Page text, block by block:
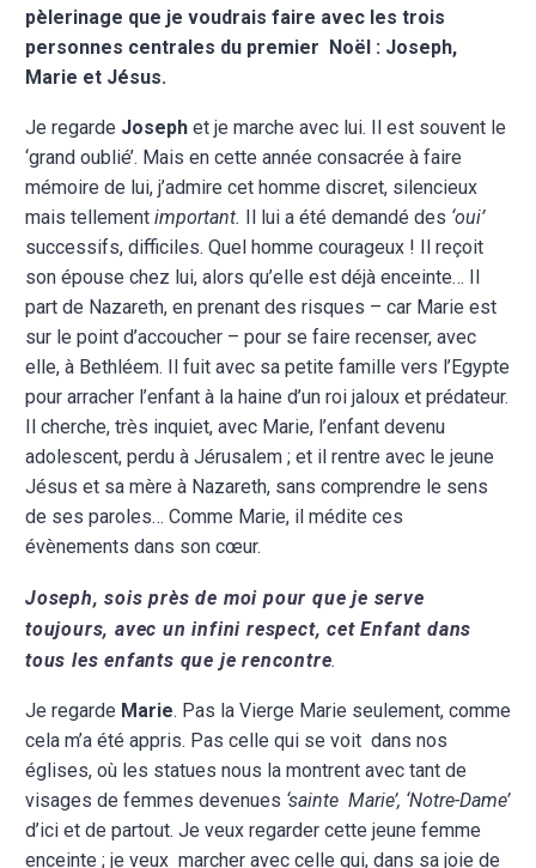
pèlerinage que je voudrais faire avec les trois
personnes centrales du premier Noël : Joseph,
Marie et Jésus.
Je regarde Joseph et je marche avec lui. Il est souvent le
‘grand oublié’. Mais en cette année consacrée à faire
mémoire de lui, j’admire cet homme discret, silencieux
mais tellement important. lui a été demandé des ‘oui’
successifs, difficiles. Quel homme courageux ! Il reçoit
son épouse chez lui, alors qu’elle est déjà enceinte… Il
part de Nazareth, en prenant des risques – car Marie est
sur le point d’accoucher – pour se faire recenser, avec
elle, à Bethléem. Il fuit avec sa petite famille vers l’Egypte
pour arracher l’enfant à la haine d’un roi jaloux et prédateur.
Il cherche, très inquiet, avec Marie, l’enfant devenu
adolescent, perdu à Jérusalem ; et il rentre avec le jeune
Jésus et sa mère à Nazareth, sans comprendre le sens
de ses paroles… Comme Marie, il médite ces
évènements dans son cœur.
Joseph, sois près de moi pour que je serve
toujours, avec un infini respect, cet Enfant dans
tous les enfants que je rencontre.
Je regarde Marie. Pas la Vierge Marie seulement, comme
cela m’a été appris. Pas celle qui se voit dans nos
églises, où les statues nous la montrent avec tant de
visages de femmes devenues ‘sainte Marie’, ‘Notre-Dame’
d’ici et de partout. Je veux regarder cette jeune femme
enceinte ; je veux marcher avec celle qui, dans sa joie de